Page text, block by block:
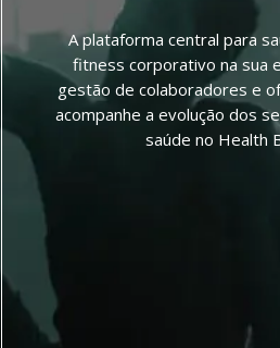
A plataforma central para
fitness corporativo na sua
gestão de colaboradores e
acompanhe a evolução dos
saúde no Health